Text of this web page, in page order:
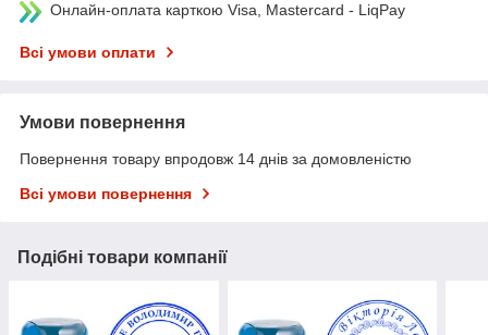
Онлайн-оплата карткою Visa, Mastercard - LiqPay
Всі умови оплати
Умови повернення
Повернення товару впродовж 14 днів за домовленістю
Всі умови повернення
Подібні товари компанії